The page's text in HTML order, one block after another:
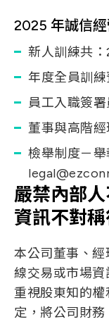
2025 年誠信
新人訓練共
年度全員訓
員工入職簽
董事與高階
檢舉制度－
嚴禁內部
資訊不對
本公司董事、
線交易或市場
重視股東知的
定，將公司財